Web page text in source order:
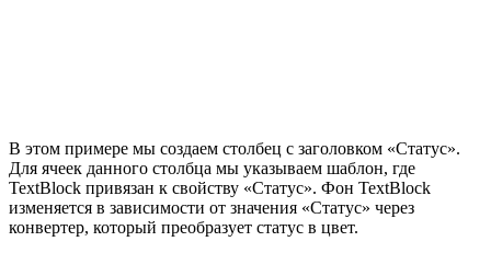
В этом примере мы создаем столбец с заголовком «Статус».
Для ячеек данного столбца мы указываем шаблон, где
TextBlock привязан к свойству «Статус». Фон TextBlock
изменяется в зависимости от значения «Статус» через
конвертер, который преобразует статус в цвет.